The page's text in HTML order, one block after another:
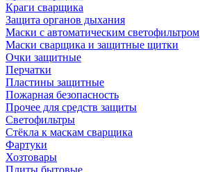
Краги сварщика
Защита органов дыхания
Маски с автоматическим светофильтром
Маски сварщика и защитные щитки
Очки защитные
Перчатки
Пластины защитные
Пожарная безопасность
Прочее для средств защиты
Светофильтры
Стёкла к маскам сварщика
Фартуки
Хозтовары
Плиты бытовые